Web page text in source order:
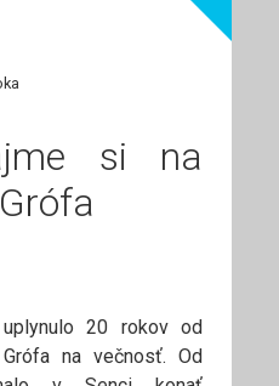
si na
20 rokov od
na večnosť. Od